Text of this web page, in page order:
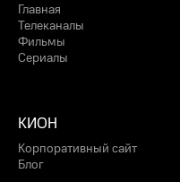
Главная
Телеканалы
Фильмы
Сериалы
КИОН
Корпоративный сайт
Блог